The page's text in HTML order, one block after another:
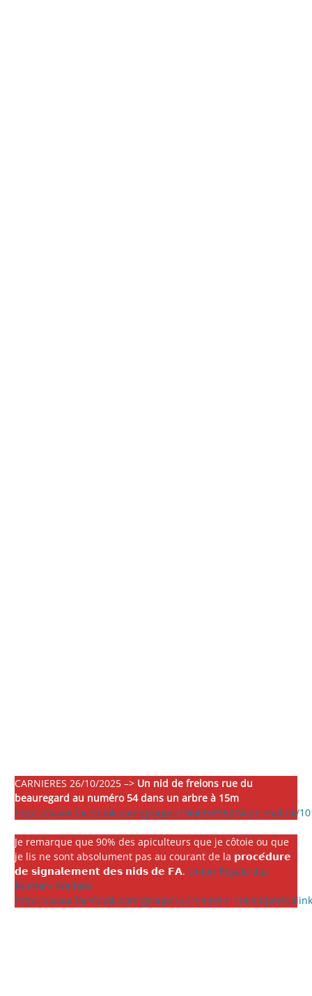
CARNIERES 26/10/2025 –> Un nid de frelons rue du
beauregard au numéro 54 dans un arbre à 15m
https://www.facebook.com/groups/106435198274/permalink/
Je remarque que 90% des apiculteurs que je côtoie ou que
je lis ne sont absolument pas au courant de la 𝗽𝗿𝗼𝗰𝗲́𝗱𝘂𝗿𝗲
𝗱𝗲 𝘀𝗶𝗴𝗻𝗮𝗹𝗲𝗺𝗲𝗻𝘁 𝗱𝗲𝘀 𝗻𝗶𝗱𝘀 𝗱𝗲 𝗙𝗔. Union Royale des
Ruchers Wallons
https://www.facebook.com/groups/572595913118690/